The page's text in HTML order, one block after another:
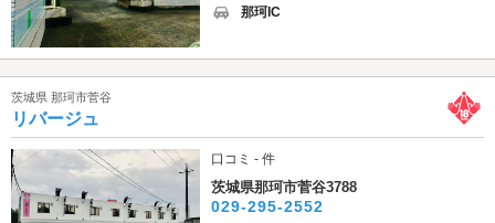
那珂IC
茨城県 那珂市菅谷
リバージュ
口コミ - 件
茨城県那珂市菅谷3788
029-295-2552